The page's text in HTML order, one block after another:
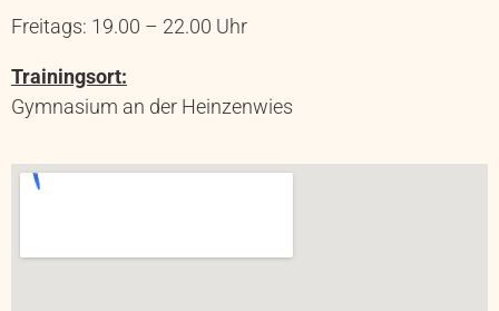
Freitags: 19.00 – 22.00 Uhr
Trainingsort:
Gymnasium an der Heinzenwies